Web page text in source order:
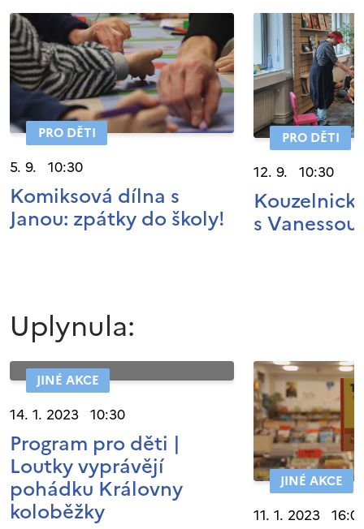
PRO DĚTI
5. 9. 10:30
Komiksová dílna s
Janou: zpátky do školy!
PRO DĚTI
12. 9. 10:30
s Vanessou
Uplynula:
JINÉ AKCE
14. 1. 2023 10:30
Program pro děti |
Loutky vyprávějí
pohádku Královny
koloběžky
JINÉ AKCE
11. 1. 2023